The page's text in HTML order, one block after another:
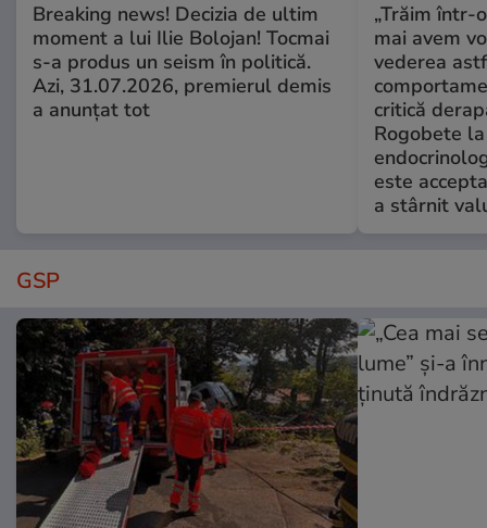
Breaking news! Decizia de ultim
moment a lui Ilie Bolojan! Tocmai
s-a produs un seism în politică.
Azi, 31.07.2026, premierul demis
a anunțat tot
„Trăim într-
mai avem
vederea
critică
Rogobete
este
a stârnit
GSP